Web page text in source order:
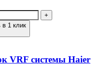
в 1 клик
VRF системы Haier